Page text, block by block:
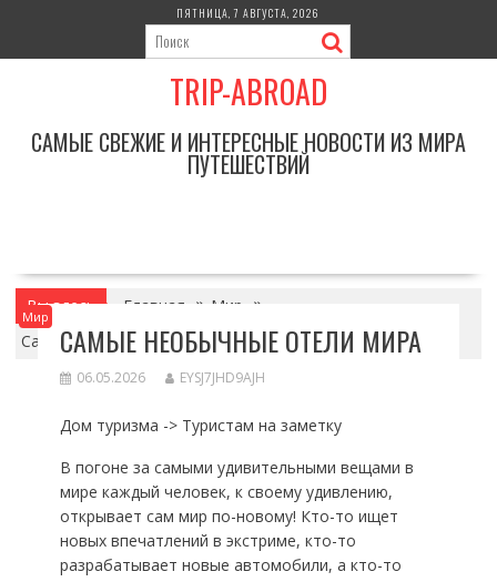
содержимому
ПЯТНИЦА, 7 АВГУСТА, 2026
TRIP-ABROAD
САМЫЕ СВЕЖИЕ И ИНТЕРЕСНЫЕ НОВОСТИ ИЗ МИРА
ПУТЕШЕСТВИЙ
Вы здесь Главная
Мир
Самые необычные отели мира
Мир
САМЫЕ НЕОБЫЧНЫЕ ОТЕЛИ МИРА
06.05.2026 EYSJ7JHD9AJH
Дом туризма -> Туристам на заметку
В погоне за самыми удивительными вещами в
мире каждый человек, к своему удивлению,
открывает сам мир по-новому! Кто-то ищет
новых впечатлений в экстриме, кто-то
разрабатывает новые автомобили, а кто-то